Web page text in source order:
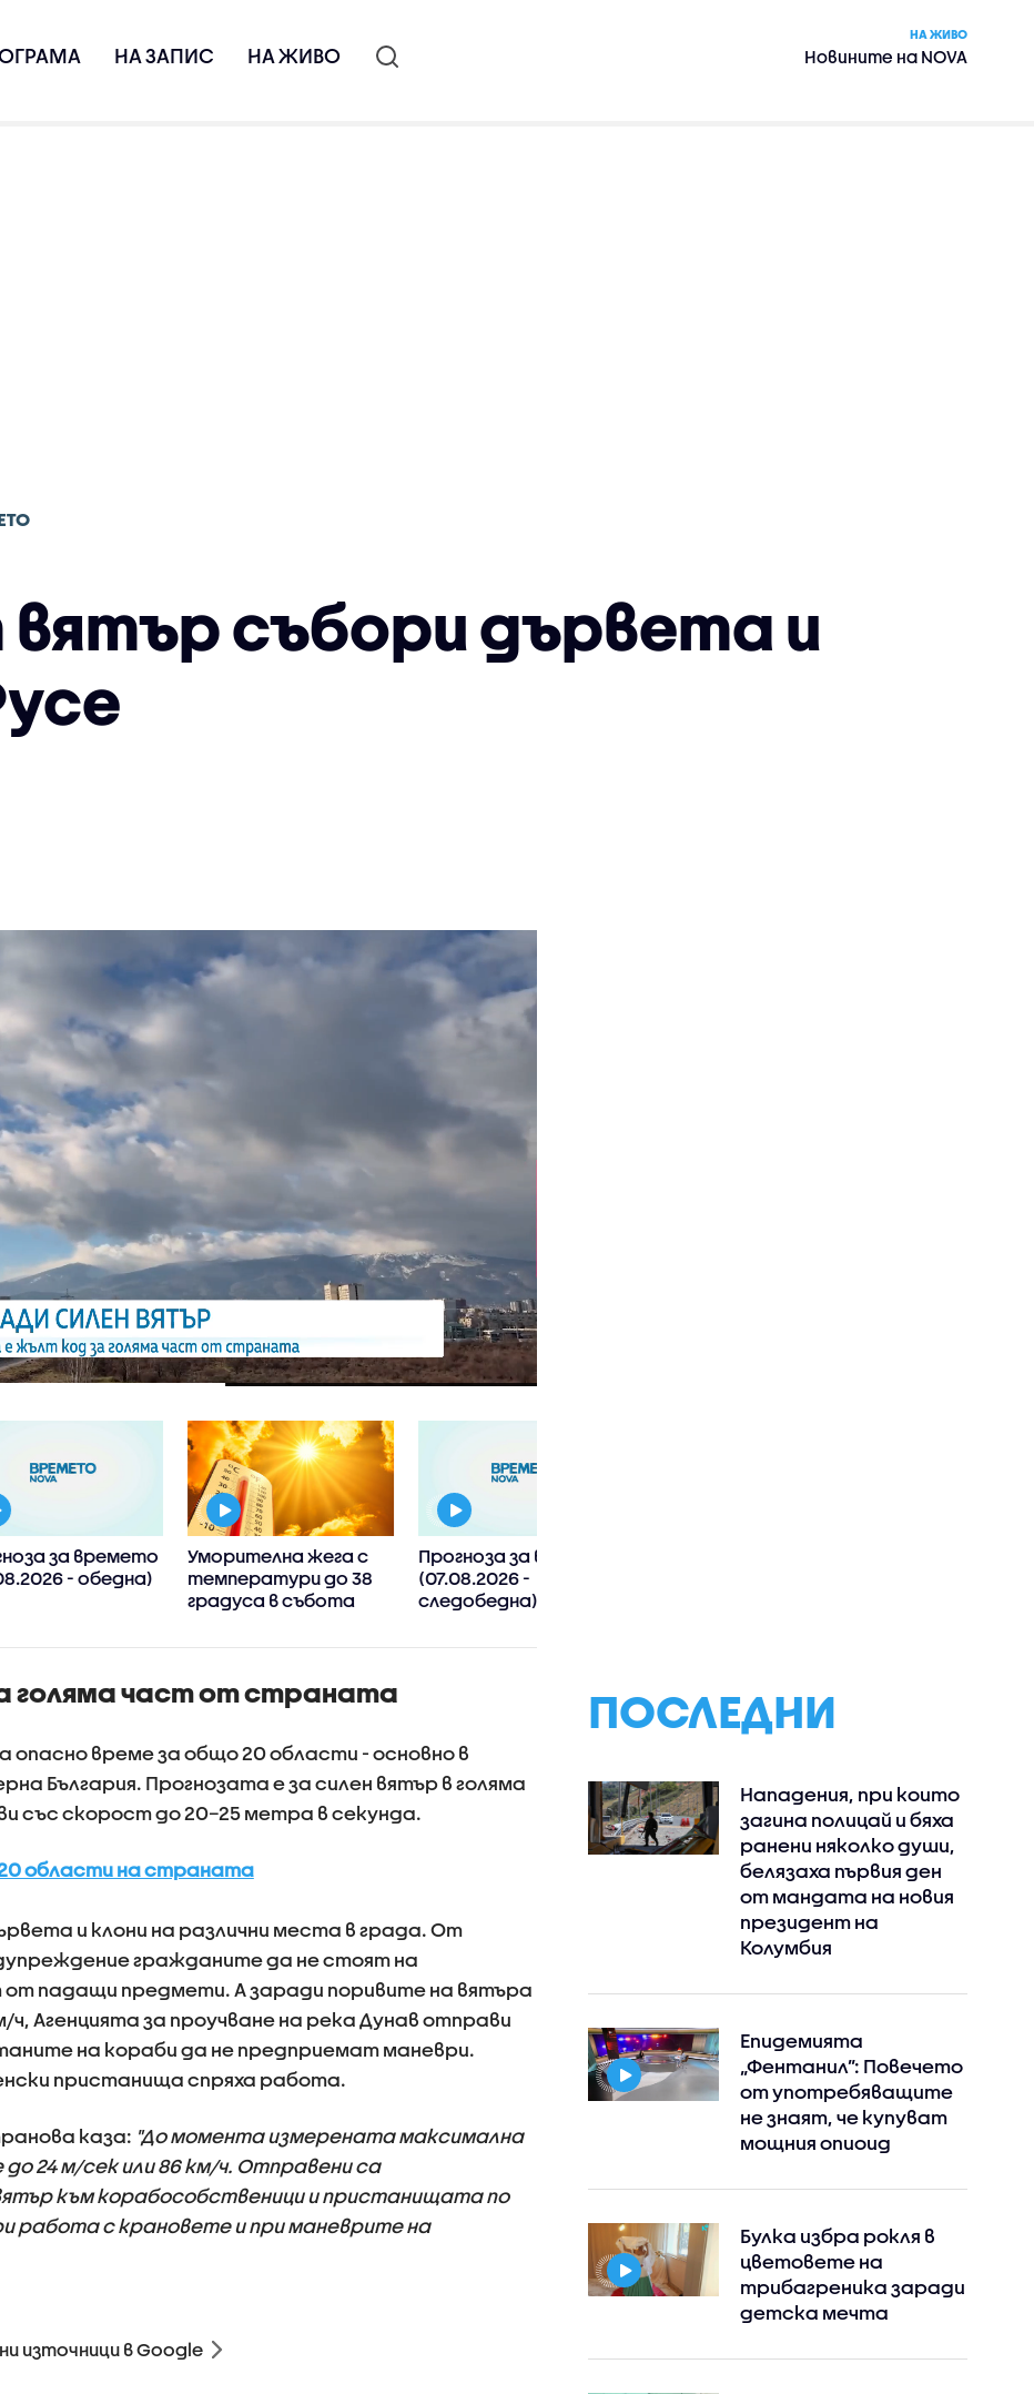
НА ЗАПИС НА ЖИВО
НА ЖИВО
Новините на NOVA
събори дървета и
за времето
- обедна)
Уморителна жега с
температури до 38
градуса в събота
Прогноза за времето
(07.08.2026 -
следобедна)
голяма част от страната
опасно време за общо 20 области - основно в
България. Прогнозата е за силен вятър в голяма
със скорост до 20–25 метра в секунда.
области на страната
и клони на различни места в града. От
гражданите да не стоят на
падащи предмети. А заради поривите на вятъра
Агенцията за проучване на река Дунав отправи
на кораби да не предприемат маневри.
пристанища спряха работа.
каза: "До момента измерената максимална
24 м/сек или 86 км/ч. Отправени са
към корабособственици и пристанищата по
работа с крановете и при маневрите на
източници в Google
ПОСЛЕДНИ
Нападения, при които
загина полицай и бяха
ранени няколко души,
белязаха първия ден
от мандата на новия
президент на
Колумбия
Епидемията
„Фентанил”: Повечето
от употребяващите
не знаят, че купуват
мощния опиоид
Булка избра рокля в
цветовете на
трибагреника заради
детска мечта